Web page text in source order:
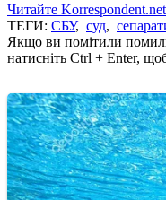
Читайте
ТЕГИ: СБУ, суд,
Якщо ви помітили
натисніть Ctrl + Enter,